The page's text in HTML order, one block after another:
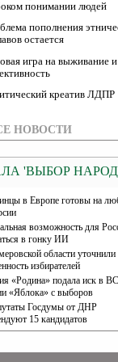
понимании людей
пополнения
остается
игра на выживание и
креатив ЛДПР
НОВОСТИ
'ВЫБОР
в Европе готовы на
возможность для
в гонку ИИ
области уточнили
избирателей
«Родина» подала иск в
«Яблока» с выборов
Госдумы от ДНР
15 кандидатов